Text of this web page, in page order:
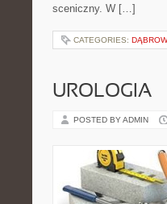
sceniczny. W […]
CATEGORIES:
UROLOGIA
POSTED BY ADMIN